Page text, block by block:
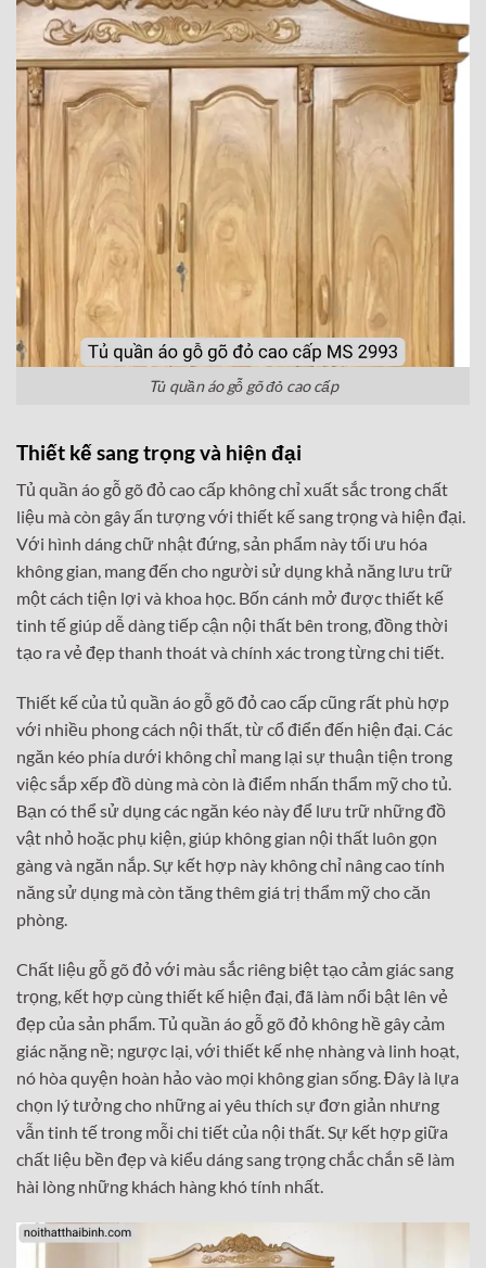
Tủ quần áo gỗ gõ đỏ cao cấp
Thiết kế sang trọng và hiện đại
Tủ quần áo gỗ gõ đỏ cao cấp không chỉ xuất sắc trong chất
liệu mà còn gây ấn tượng với thiết kế sang trọng và hiện đại.
Với hình dáng chữ nhật đứng, sản phẩm này tối ưu hóa
không gian, mang đến cho người sử dụng khả năng lưu trữ
một cách tiện lợi và khoa học. Bốn cánh mở được thiết kế
tinh tế giúp dễ dàng tiếp cận nội thất bên trong, đồng thời
tạo ra vẻ đẹp thanh thoát và chính xác trong từng chi tiết.
Thiết kế của tủ quần áo gỗ gõ đỏ cao cấp cũng rất phù hợp
với nhiều phong cách nội thất, từ cổ điển đến hiện đại. Các
ngăn kéo phía dưới không chỉ mang lại sự thuận tiện trong
việc sắp xếp đồ dùng mà còn là điểm nhấn thẩm mỹ cho tủ.
Bạn có thể sử dụng các ngăn kéo này để lưu trữ những đồ
vật nhỏ hoặc phụ kiện, giúp không gian nội thất luôn gọn
gàng và ngăn nắp. Sự kết hợp này không chỉ nâng cao tính
năng sử dụng mà còn tăng thêm giá trị thẩm mỹ cho căn
phòng.
Chất liệu gỗ gõ đỏ với màu sắc riêng biệt tạo cảm giác sang
trọng, kết hợp cùng thiết kế hiện đại, đã làm nổi bật lên vẻ
đẹp của sản phẩm. Tủ quần áo gỗ gõ đỏ không hề gây cảm
giác nặng nề; ngược lại, với thiết kế nhẹ nhàng và linh hoạt,
nó hòa quyện hoàn hảo vào mọi không gian sống. Đây là lựa
chọn lý tưởng cho những ai yêu thích sự đơn giản nhưng
vẫn tinh tế trong mỗi chi tiết của nội thất. Sự kết hợp giữa
chất liệu bền đẹp và kiểu dáng sang trọng chắc chắn sẽ làm
hài lòng những khách hàng khó tính nhất.